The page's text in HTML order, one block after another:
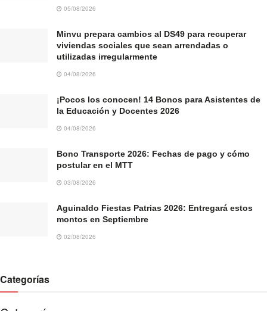
05/08/2026
Minvu prepara cambios al DS49 para recuperar
viviendas sociales que sean arrendadas o
utilizadas irregularmente
04/08/2026
¡Pocos los conocen! 14 Bonos para Asistentes de
la Educación y Docentes 2026
04/08/2026
Bono Transporte 2026: Fechas de pago y cómo
postular en el MTT
03/08/2026
Aguinaldo Fiestas Patrias 2026: Entregará estos
montos en Septiembre
02/08/2026
Categorías